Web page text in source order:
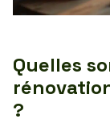
Quelles
?